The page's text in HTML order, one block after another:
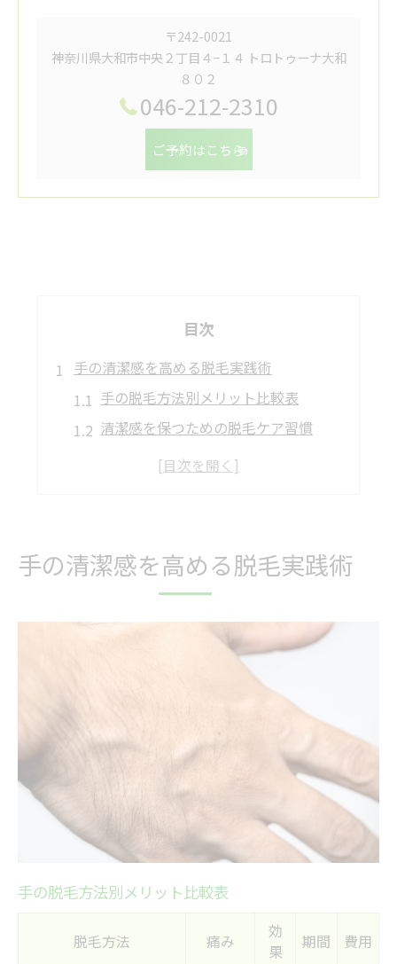
〒242-0021
神奈川県大和市中央２丁目４−１４ トロトゥーナ大和
８０２
046-212-2310
ご予約はこちら
目次
手の清潔感を高める脱毛実践術
手の脱毛方法別メリット比較表
清潔感を保つための脱毛ケア習慣
自己処理とサロン脱毛の違いを知る
座間市で選ばれる脱毛方式早見表
脱毛サロン選びで注目すべき点
プライベート感が魅力の施術空間
予約の取りやすさと混雑対策
後悔しない脱毛方法の見極め方
脱毛方法ごとの特徴比較一覧
効果重視ならどの脱毛が最適か
痛みや肌への負担を抑える選び方
回数や期間から見る脱毛の違い
口コミで分かる脱毛経験者の声
手元美容に最適な脱毛の選び方
美容脱毛とエステ脱毛の違い早見表
手の清潔感を高める脱毛実践術
手の脱毛方法別メリット比較表
脱毛方法 痛み
効
果
期間 費用